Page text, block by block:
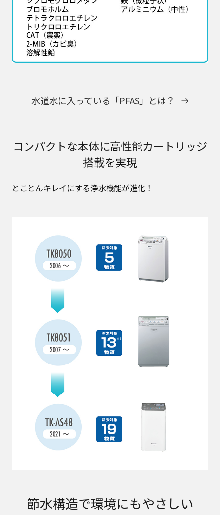
水道水に入っている「PFAS」とは？
コンパクトな本体に高性能カートリッジ
搭載を実現
とことんキレイにする浄水機能が進化！
節水構造で環境にもやさしい